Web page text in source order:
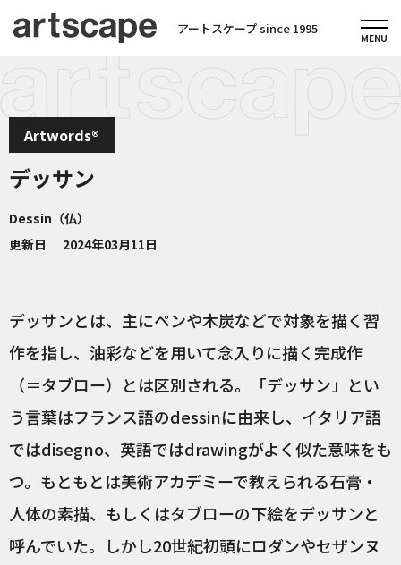
アートスケープ since 1995
Artwords®
デッサン
Dessin（仏）
更新日
2024年03月11日
デッサンとは、主にペンや木炭などで対象を描く習
作を指し、油彩などを用いて念入りに描く完成作
（＝タブロー）とは区別される。「デッサン」とい
う言葉はフランス語のdessinに由来し、イタリア語
ではdisegno、英語ではdrawingがよく似た意味をも
つ。もともとは美術アカデミーで教えられる石膏・
人体の素描、もしくはタブローの下絵をデッサンと
呼んでいた。しかし20世紀初頭にロダンやセザンヌ